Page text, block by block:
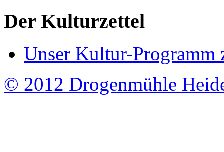
Der Kulturzettel
Unser Kultur-Programm
© 2012 Drogenmühle